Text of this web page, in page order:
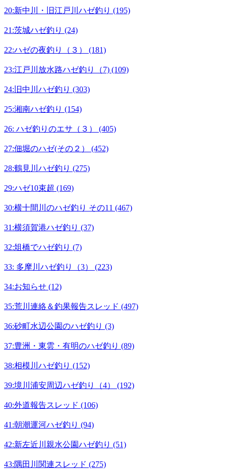
20:新中川・旧江戸川ハゼ釣り (195)
21:茨城ハゼ釣り (24)
22:ハゼの夜釣り（３） (181)
23:江戸川放水路ハゼ釣り（7) (109)
24:旧中川ハゼ釣り (303)
25:湘南ハゼ釣り (154)
26: ハゼ釣りのエサ（３） (405)
27:佃堀のハゼ(その２） (452)
28:鶴見川ハゼ釣り (275)
29:ハゼ10束超 (169)
30:横十間川のハゼ釣り その11 (467)
31:横須賀港ハゼ釣り (37)
32:俎橋でハゼ釣り (7)
33: 多摩川ハゼ釣り（3） (223)
34:お知らせ (12)
35:荒川連絡＆釣果報告スレッド (497)
36:砂町水辺公園のハゼ釣り (3)
37:豊洲・東雲・有明のハゼ釣り (89)
38:相模川ハゼ釣り (152)
39:境川浦安周辺ハゼ釣り（4） (192)
40:外道報告スレッド (106)
41:朝潮運河ハゼ釣り (94)
42:新左近川親水公園ハゼ釣り (51)
43:隅田川関連スレッド (275)